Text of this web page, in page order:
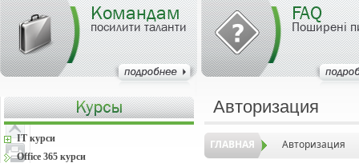
Командам
посилити таланти
FAQ
Поширені
Авторизация
ГЛАВНАЯ Авторизация
IT курси
Office 365 курси